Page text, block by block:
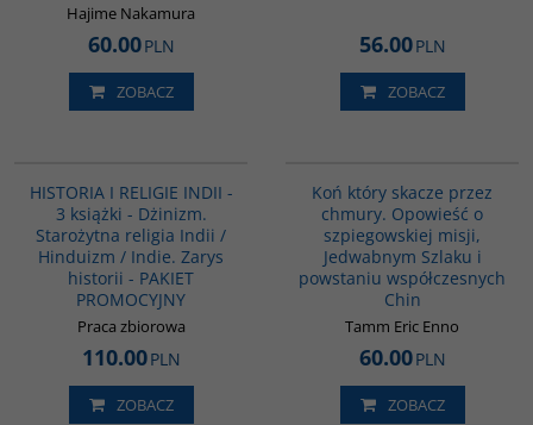
Hajime Nakamura
60.00PLN
ZOBACZ
56.00PLN
ZOBACZ
HISTORIA I RELIGIE INDII -
3 książki - Dżinizm.
Starożytna religia Indii /
Hinduizm / Indie. Zarys
historii - PAKIET
PROMOCYJNY
Praca zbiorowa
110.00PLN
ZOBACZ
Koń który skacze przez
chmury. Opowieść o
szpiegowskiej misji,
Jedwabnym Szlaku i
powstaniu współczesnych
Chin
Tamm Eric Enno
60.00PLN
ZOBACZ